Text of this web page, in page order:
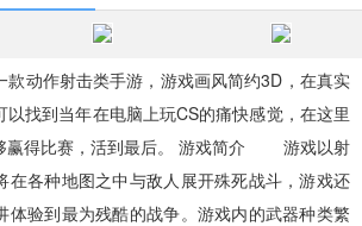
体育竞速
冒险解谜
音乐舞蹈
2款手游
儿童教育
3款手游
动作射击类手游，游戏画风简约3D，在真实
找到当年在电脑上玩CS的痛快感觉，在这里
赢得比赛，活到最后。 游戏简介 游戏以射
在各种地图之中与敌人展开殊死战斗，游戏还
体验到最为残酷的战争。游戏内的武器种类繁